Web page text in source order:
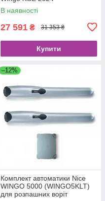
В наявності
27 591 ₴ 31 353 ₴
Купити
–12%
Комплект автоматики Nice
WINGO 5000 (WINGO5KLT)
для розпашних воріт